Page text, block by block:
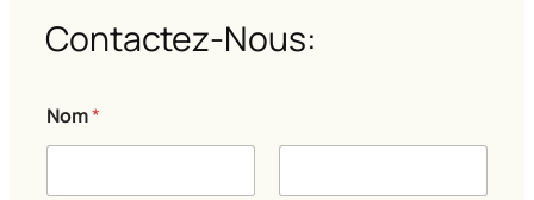
Contactez-Nous:
Nom*